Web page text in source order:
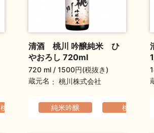
敬老の日ギフト ホワイトデーギフト
父の日ギフト 敬老の日
桃川 軽快でなめらか
清酒 桃川 吟醸純米 ひ
やおろし 720ml
720 ml
1500円(税抜き)
蔵元名
桃川株式会社
純米吟醸 桃川